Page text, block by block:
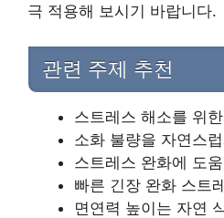
극 적용해 보시기 바랍니다.
관련 주제 추천
스트레스 해소를 위
소화 불량을 자연스
스트레스 완화에 도
빠른 긴장 완화 스트
면연력 높이는 자연